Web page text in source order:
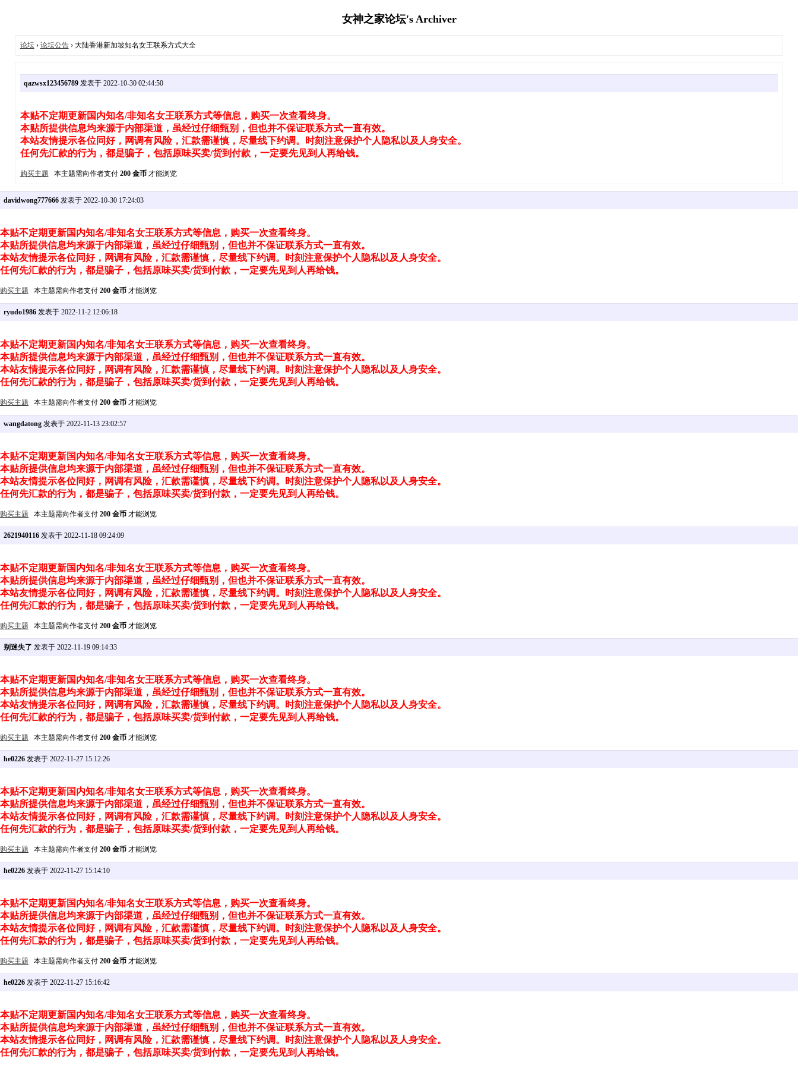
女神之家论坛's Archiver
论坛› 论坛公告› 大陆香港新加坡知名女王联系方式大全
qazwsx123456789发表于 2022-10-30 02:44:50
本贴不定期更新国内知名/非知名女王联系方式等信息，购买一次查看终身。
本贴所提供信息均来源于内部渠道，虽经过仔细甄别，但也并不保证联系方式一直有效。
本站友情提示各位同好，网调有风险，汇款需谨慎，尽量线下约调。时刻注意保护个人隐私以及人身安全。
任何先汇款的行为，都是骗子，包括原味买卖/货到付款，一定要先见到人再给钱。
购买主题 本主题需向作者支付 200 金币才能浏览
davidwong777666 发表于 2022-10-30 17:24:03
本贴不定期更新国内知名/非知名女王联系方式等信息，购买一次查看终身。
本贴所提供信息均来源于内部渠道，虽经过仔细甄别，但也并不保证联系方式一直有效。
本站友情提示各位同好，网调有风险，汇款需谨慎，尽量线下约调。时刻注意保护个人隐私以及人身安全。
任何先汇款的行为，都是骗子，包括原味买卖/货到付款，一定要先见到人再给钱。
购买主题 本主题需向作者支付 200 金币 才能浏览
ryudo1986 发表于 2022-11-2 12:06:18
本贴不定期更新国内知名/非知名女王联系方式等信息，购买一次查看终身。
本贴所提供信息均来源于内部渠道，虽经过仔细甄别，但也并不保证联系方式一直有效。
本站友情提示各位同好，网调有风险，汇款需谨慎，尽量线下约调。时刻注意保护个人隐私以及人身安全。
任何先汇款的行为，都是骗子，包括原味买卖/货到付款，一定要先见到人再给钱。
购买主题 本主题需向作者支付 200 金币 才能浏览
wangdatong 发表于 2022-11-13 23:02:57
本贴不定期更新国内知名/非知名女王联系方式等信息，购买一次查看终身。
本贴所提供信息均来源于内部渠道，虽经过仔细甄别，但也并不保证联系方式一直有效。
本站友情提示各位同好，网调有风险，汇款需谨慎，尽量线下约调。时刻注意保护个人隐私以及人身安全。
任何先汇款的行为，都是骗子，包括原味买卖/货到付款，一定要先见到人再给钱。
购买主题 本主题需向作者支付 200 金币 才能浏览
2621940116 发表于 2022-11-18 09:24:09
本贴不定期更新国内知名/非知名女王联系方式等信息，购买一次查看终身。
本贴所提供信息均来源于内部渠道，虽经过仔细甄别，但也并不保证联系方式一直有效。
本站友情提示各位同好，网调有风险，汇款需谨慎，尽量线下约调。时刻注意保护个人隐私以及人身安全。
任何先汇款的行为，都是骗子，包括原味买卖/货到付款，一定要先见到人再给钱。
购买主题 本主题需向作者支付 200 金币 才能浏览
别迷失了 发表于 2022-11-19 09:14:33
本贴不定期更新国内知名/非知名女王联系方式等信息，购买一次查看终身。
本贴所提供信息均来源于内部渠道，虽经过仔细甄别，但也并不保证联系方式一直有效。
本站友情提示各位同好，网调有风险，汇款需谨慎，尽量线下约调。时刻注意保护个人隐私以及人身安全。
任何先汇款的行为，都是骗子，包括原味买卖/货到付款，一定要先见到人再给钱。
购买主题 本主题需向作者支付 200 金币 才能浏览
he0226 发表于 2022-11-27 15:12:26
本贴不定期更新国内知名/非知名女王联系方式等信息，购买一次查看终身。
本贴所提供信息均来源于内部渠道，虽经过仔细甄别，但也并不保证联系方式一直有效。
本站友情提示各位同好，网调有风险，汇款需谨慎，尽量线下约调。时刻注意保护个人隐私以及人身安全。
任何先汇款的行为，都是骗子，包括原味买卖/货到付款，一定要先见到人再给钱。
购买主题 本主题需向作者支付 200 金币 才能浏览
he0226 发表于 2022-11-27 15:14:10
本贴不定期更新国内知名/非知名女王联系方式等信息，购买一次查看终身。
本贴所提供信息均来源于内部渠道，虽经过仔细甄别，但也并不保证联系方式一直有效。
本站友情提示各位同好，网调有风险，汇款需谨慎，尽量线下约调。时刻注意保护个人隐私以及人身安全。
任何先汇款的行为，都是骗子，包括原味买卖/货到付款，一定要先见到人再给钱。
购买主题 本主题需向作者支付 200 金币 才能浏览
he0226 发表于 2022-11-27 15:16:42
本贴不定期更新国内知名/非知名女王联系方式等信息，购买一次查看终身。
本贴所提供信息均来源于内部渠道，虽经过仔细甄别，但也并不保证联系方式一直有效。
本站友情提示各位同好，网调有风险，汇款需谨慎，尽量线下约调。时刻注意保护个人隐私以及人身安全。
任何先汇款的行为，都是骗子，包括原味买卖/货到付款，一定要先见到人再给钱。